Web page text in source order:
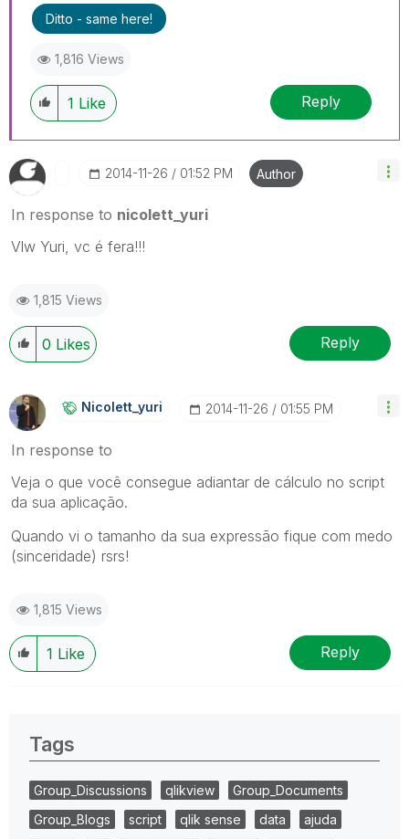
Ditto - same here!
1,816 Views
1 Like Reply
‎2014-11-26 01:52 PM Author
In response to nicolett_yuri
Vlw Yuri, vc é fera!!!
1,815 Views
0 Likes Reply
Nicolett_yuri ‎2014-11-26 01:55 PM
In response to
Veja o que você consegue adiantar de cálculo no script
da sua aplicação.
Quando vi o tamanho da sua expressão fique com medo
(sinceridade) rsrs!
1,815 Views
1 Like Reply
Tags
Group_Discussions qlikview
Group_Documents
Group_Blogs
script qlik sense data
ajuda